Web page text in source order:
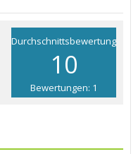
Durchschnittsbewertung
10
Bewertungen: 1